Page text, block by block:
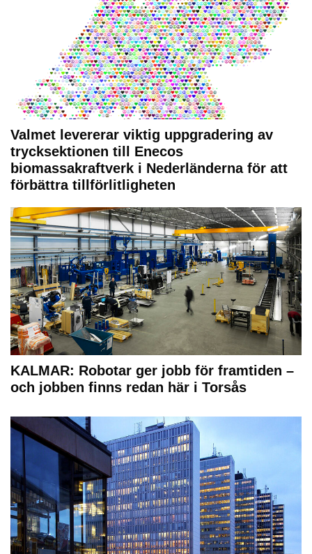
Valmet levererar viktig uppgradering av
trycksektionen till Enecos
biomassakraftverk i Nederländerna för att
förbättra tillförlitligheten
KALMAR: Robotar ger jobb för framtiden –
och jobben finns redan här i Torsås